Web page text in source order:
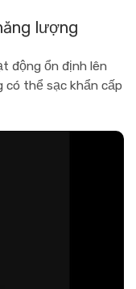
lượng
động ổn định lên
có thể sạc khẩn cấp